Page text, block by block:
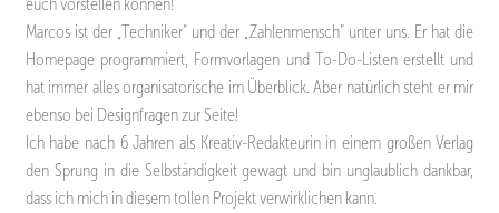
Marcos ist der „Techniker“ und der „Zahlenmensch“ unter uns. Er hat die
Homepage programmiert, Formvorlagen und To-Do-Listen erstellt und
hat immer alles organisatorische im Überblick. Aber natürlich steht er mir
ebenso bei Designfragen zur Seite!
Ich habe nach 6 Jahren als Kreativ-Redakteurin in einem großen Verlag
den Sprung in die Selbständigkeit gewagt und bin unglaublich dankbar,
dass ich mich in diesem tollen Projekt verwirklichen kann.